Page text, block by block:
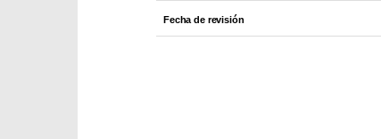
Fecha de revisión